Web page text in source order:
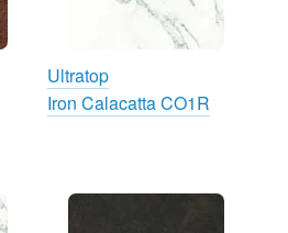
Ultratop
Iron Calacatta CO1R